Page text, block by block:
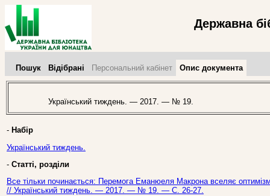
Державна
Пошук Відібрані Персональний кабінет Опис документа
Український тиждень. — 2017. — № 19.
- Набір
Український тиждень.
- Статті, розділи
Все тільки починається: Перемога Еманюеля Макрона вселяє
// Український тиждень. — 2017. — № 19. — С. 26-27.